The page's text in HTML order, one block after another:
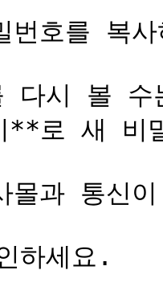
호를 복사
다시 볼
**로 새 비
과 통신
하세요.